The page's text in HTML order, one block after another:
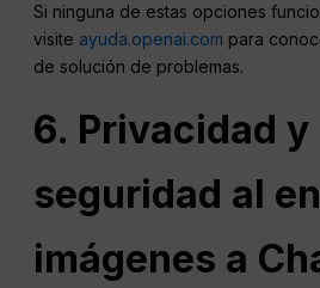
Si ninguna de estas opciones
visite ayuda.openai.com para
de solución de problemas.
6. Privacidad y
seguridad al
imágenes a